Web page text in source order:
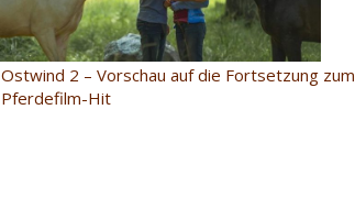
Ostwind 2 – Vorschau auf die Fortsetzung zum
Pferdefilm-Hit